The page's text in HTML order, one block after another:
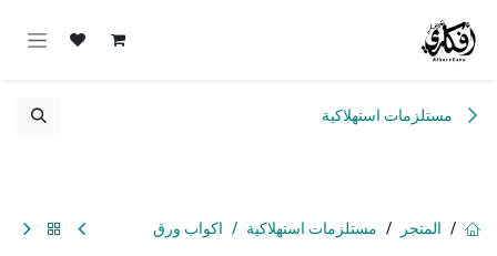
مستلزمات استهلاكية
المتجر مستلزمات استهلاكية اكواب ورق